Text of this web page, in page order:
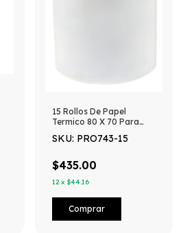
15 Rollos De Papel
Termico 80 X 70 Para
Blanco
SKU: PRO743-15
$435.00
12 x $44.16